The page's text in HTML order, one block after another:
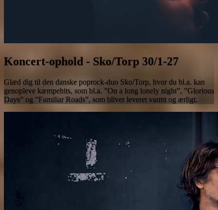
Koncert-ophold - Sko/Torp 30/1-27
Glæd dig til den danske poprock-duo Sko/Torp, hvor du bl.a. kan
genopleve kæmpehits, som bl.a. ”On a long lonely night”, ”Glorious
Days” og ”Familiar Roads”, som bliver leveret varmt og ærligt.